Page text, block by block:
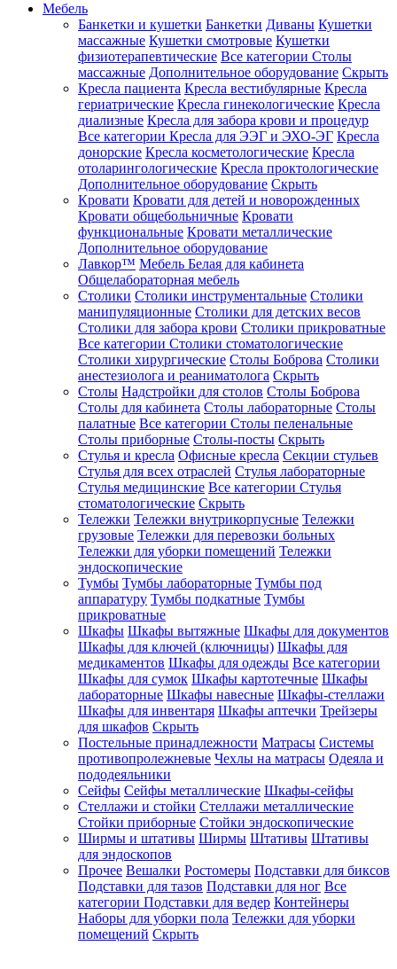
Мебель
Банкетки и кушетки Банкетки Диваны Кушетки
массажные Кушетки смотровые Кушетки
физиотерапевтические Все категории Столы
массажные Дополнительное оборудование Скрыть
Кресла пациента Кресла вестибулярные Кресла
гериатрические Кресла гинекологические Кресла
диализные Кресла для забора крови и процедур
Все категории Кресла для ЭЭГ и ЭХО-ЭГ Кресла
донорские Кресла косметологические Кресла
отоларингологические Кресла проктологические
Дополнительное оборудование Скрыть
Кровати Кровати для детей и новорожденных
Кровати общебольничные Кровати
функциональные Кровати металлические
Дополнительное оборудование
Лавкор™ Мебель Белая для кабинета
Общелабораторная мебель
Столики Столики инструментальные Столики
манипуляционные Столики для детских весов
Столики для забора крови Столики прикроватные
Все категории Столики стоматологические
Столики хирургические Столы Боброва Столики
анестезиолога и реаниматолога Скрыть
Столы Надстройки для столов Столы Боброва
Столы для кабинета Столы лабораторные Столы
палатные Все категории Столы пеленальные
Столы приборные Столы-посты Скрыть
Стулья и кресла Офисные кресла Секции стульев
Стулья для всех отраслей Стулья лабораторные
Стулья медицинские Все категории Стулья
стоматологические Скрыть
Тележки Тележки внутрикорпусные Тележки
грузовые Тележки для перевозки больных
Тележки для уборки помещений Тележки
эндоскопические
Тумбы Тумбы лабораторные Тумбы под
аппаратуру Тумбы подкатные Тумбы
прикроватные
Шкафы Шкафы вытяжные Шкафы для документов
Шкафы для ключей (ключницы) Шкафы для
медикаментов Шкафы для одежды Все категории
Шкафы для сумок Шкафы картотечные Шкафы
лабораторные Шкафы навесные Шкафы-стеллажи
Шкафы для инвентаря Шкафы аптечки Трейзеры
для шкафов Скрыть
Постельные принадлежности Матрасы Системы
противопролежневые Чехлы на матрасы Одеяла и
пододеяльники
Сейфы Сейфы металлические Шкафы-сейфы
Стеллажи и стойки Стеллажи металлические
Стойки приборные Стойки эндоскопические
Ширмы и штативы Ширмы Штативы Штативы
для эндоскопов
Прочее Вешалки Ростомеры Подставки для биксов
Подставки для тазов Подставки для ног Все
категории Подставки для ведер Контейнеры
Наборы для уборки пола Тележки для уборки
помещений Скрыть